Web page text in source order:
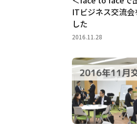
ITビジネス交流会
した
2016.11.28